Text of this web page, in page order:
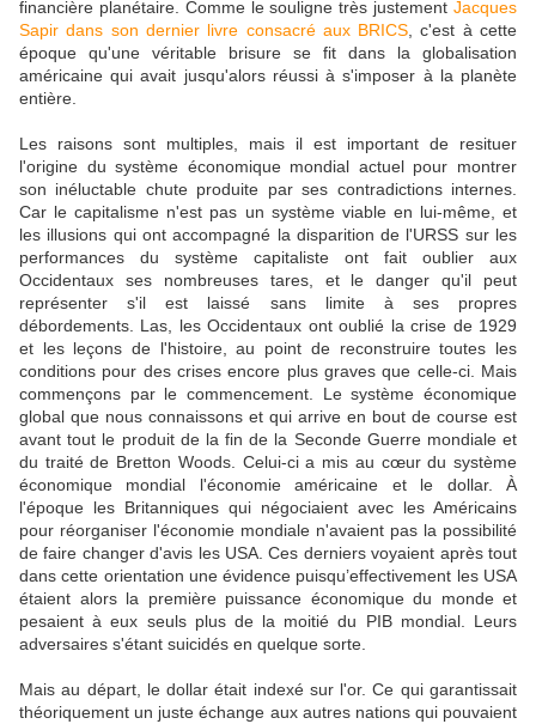
financière planétaire. Comme le souligne très justement Jacques
Sapir dans son dernier livre consacré aux BRICS , c'est à cette
époque qu'une véritable brisure se fit dans la globalisation
américaine qui avait jusqu'alors réussi à s'imposer à la planète
entière.
Les raisons sont multiples, mais il est important de resituer
l'origine du système économique mondial actuel pour montrer
son inéluctable chute produite par ses contradictions internes.
Car le capitalisme n'est pas un système viable en lui-même, et
les illusions qui ont accompagné la disparition de l'URSS sur les
performances du système capitaliste ont fait oublier aux
Occidentaux ses nombreuses tares, et le danger qu'il peut
représenter s'il est laissé sans limite à ses propres
débordements. Las, les Occidentaux ont oublié la crise de 1929
et les leçons de l'histoire, au point de reconstruire toutes les
conditions pour des crises encore plus graves que celle-ci. Mais
commençons par le commencement. Le système économique
global que nous connaissons et qui arrive en bout de course est
avant tout le produit de la fin de la Seconde Guerre mondiale et
du traité de Bretton Woods. Celui-ci a mis au cœur du système
économique mondial l'économie américaine et le dollar. À
l'époque les Britanniques qui négociaient avec les Américains
pour réorganiser l'économie mondiale n'avaient pas la possibilité
de faire changer d'avis les USA. Ces derniers voyaient après tout
dans cette orientation une évidence puisqu’effectivement les USA
étaient alors la première puissance économique du monde et
pesaient à eux seuls plus de la moitié du PIB mondial. Leurs
adversaires s'étant suicidés en quelque sorte.
Mais au départ, le dollar était indexé sur l'or. Ce qui garantissait
théoriquement un juste échange aux autres nations qui pouvaient